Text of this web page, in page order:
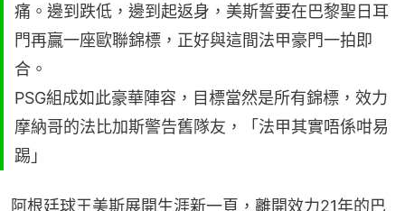
痛。邊到跌低，邊到起返身，美斯誓要在巴黎聖日耳
門再贏一座歐聯錦標，正好與這間法甲豪門一拍即
合。
PSG組成如此豪華陣容，目標當然是所有錦標，效力
摩納哥的法比加斯警告舊隊友，「法甲其實唔係咁易
踢」
阿根廷球王美斯展開生涯新一頁，離開效力21年的巴